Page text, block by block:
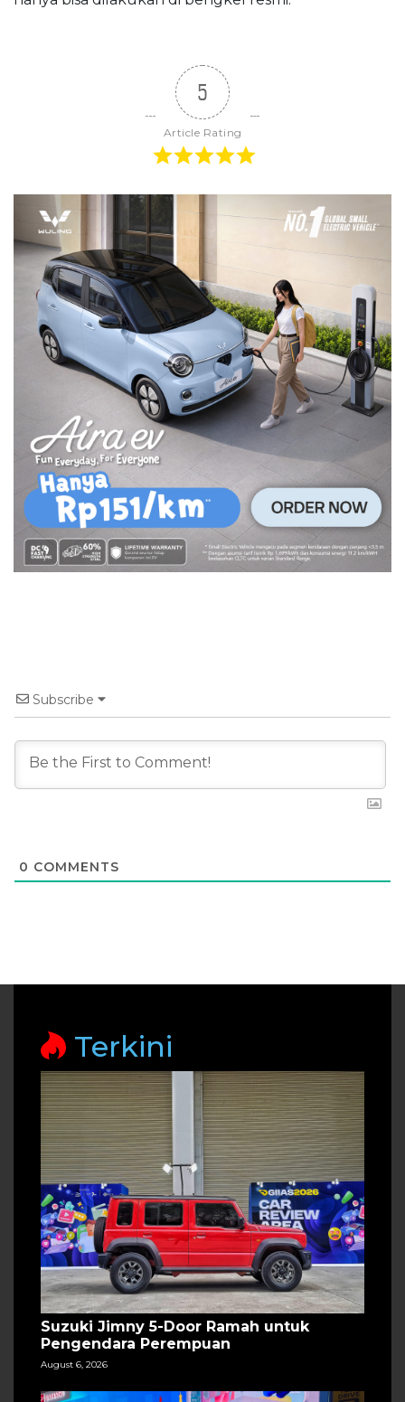
5
Article Rating
Subscribe
0 COMMENTS
Terkini
Suzuki Jimny 5-Door Ramah untuk
Pengendara Perempuan
August 6, 2026